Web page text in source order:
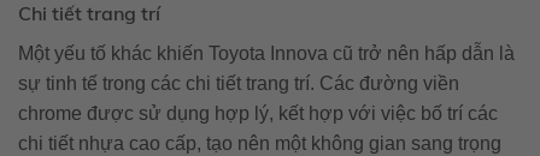
Chi tiết trang trí
Một yếu tố khác khiến Toyota Innova cũ trở nên hấp dẫn là
sự tinh tế trong các chi tiết trang trí. Các đường viền
chrome được sử dụng hợp lý, kết hợp với việc bố trí các
chi tiết nhựa cao cấp, tạo nên một không gian sang trọng